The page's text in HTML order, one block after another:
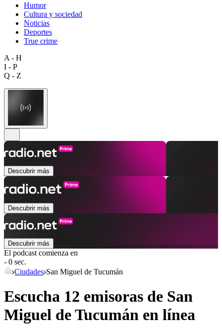
Humor
Cultura y sociedad
Noticias
Deportes
True crime
A - H
I - P
Q - Z
Descubrir más
Descubrir más
Descubrir más
El podcast comienza en
- 0 sec.
Ciudades San Miguel de Tucumán
Escucha 12 emisoras de San
Miguel de Tucumán en línea